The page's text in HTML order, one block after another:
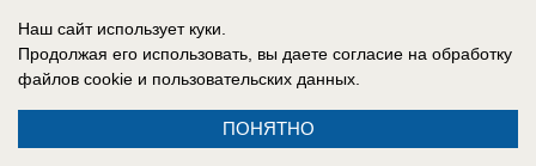
Наш сайт использует куки.
Продолжая его использовать, вы даете согласие на обработку
файлов cookie и пользовательских данных.
ПОНЯТНО